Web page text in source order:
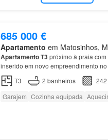
685 000 €
Apartamento em Matosinhos,
ApartamentoT3próximo à praia com
inserido em novo empreendimento
T3
2 banheiros
242
Garajem Cozinha equipada